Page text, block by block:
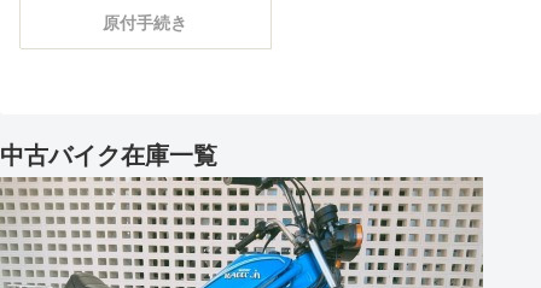
原付手続き
中古バイク在庫一覧